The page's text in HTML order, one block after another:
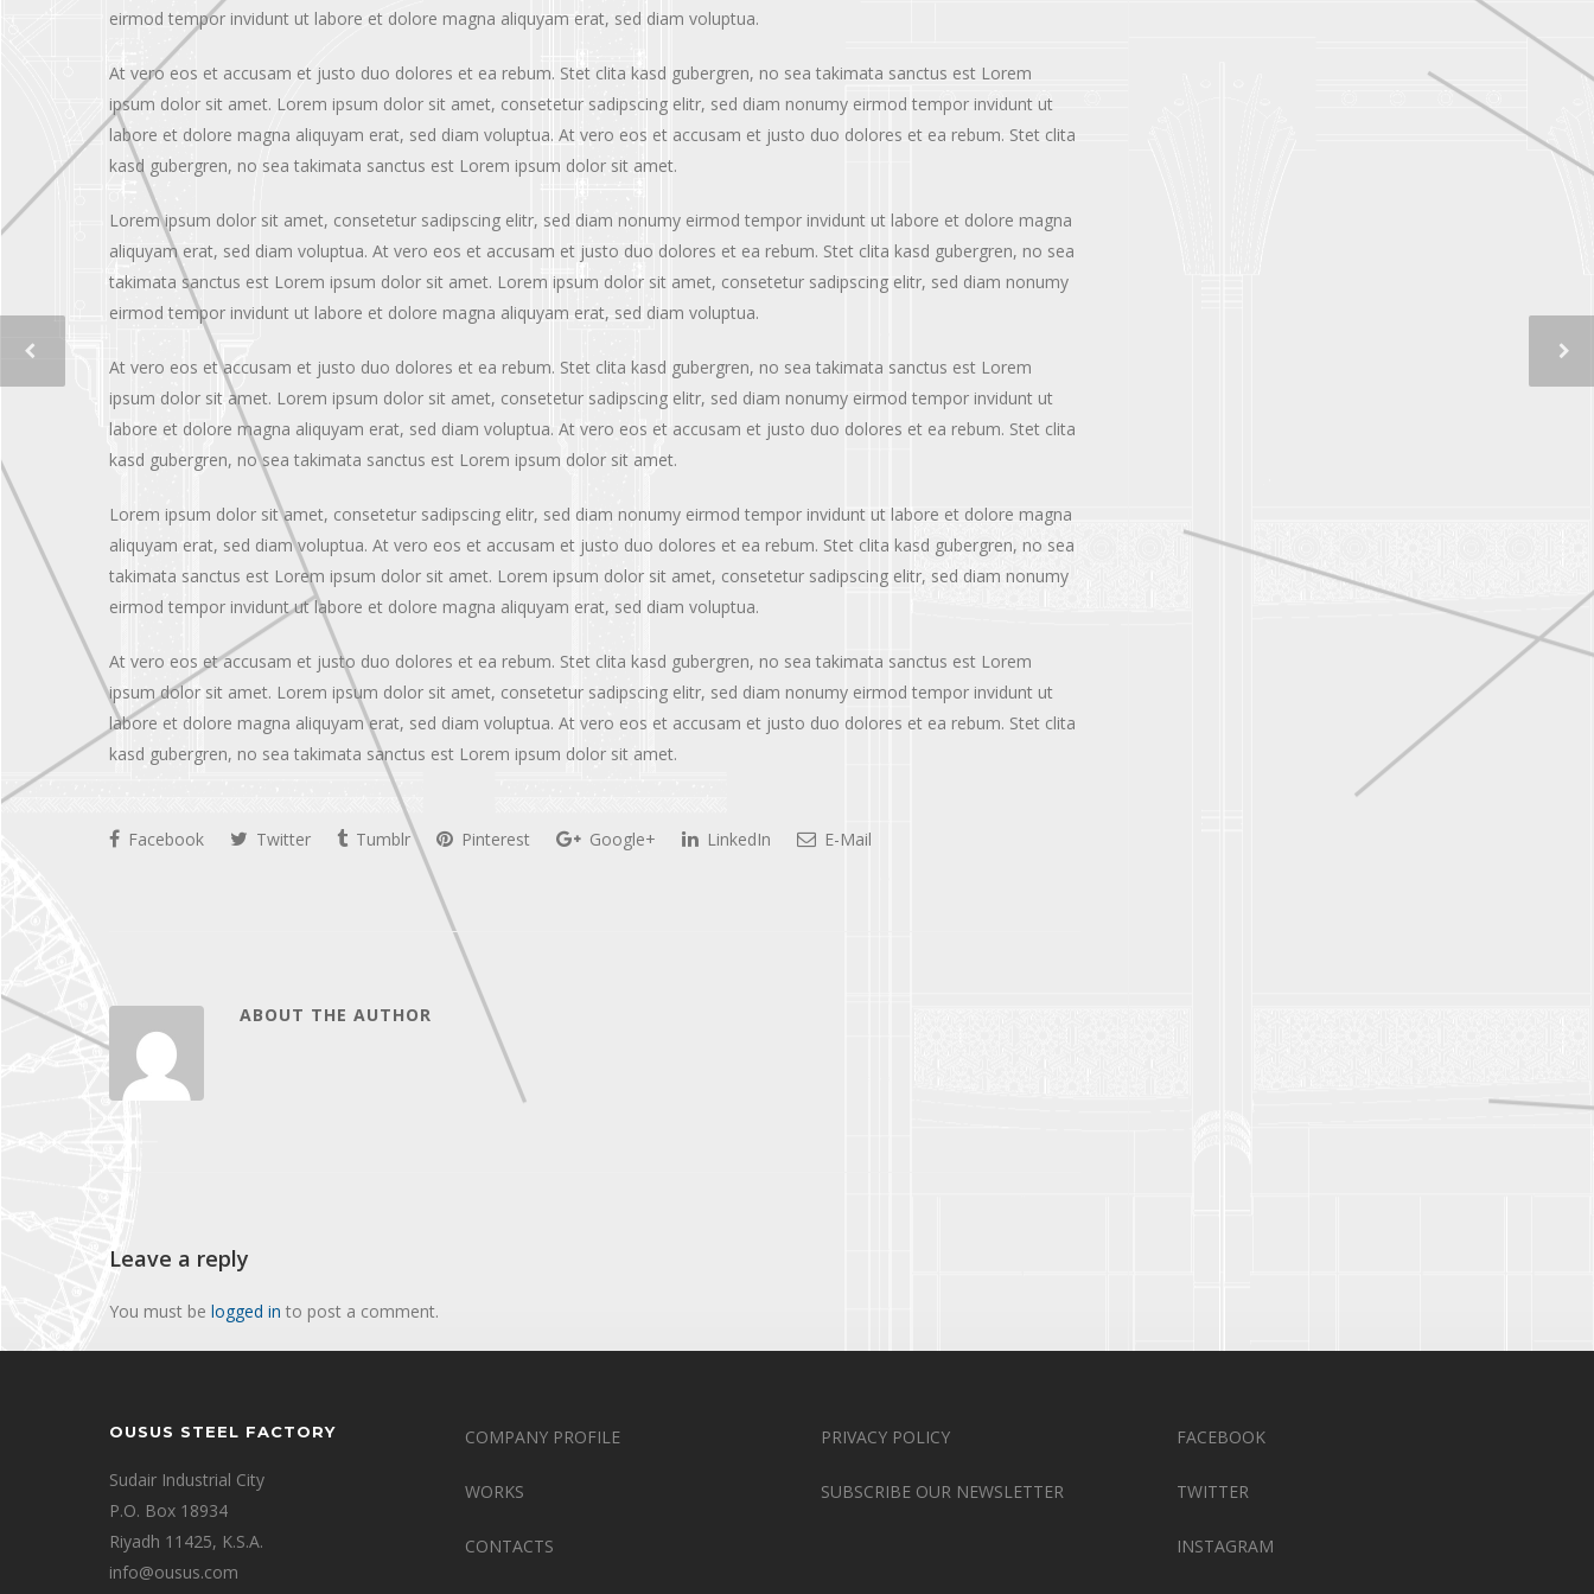
eirmod tempor invidunt ut labore et dolore magna aliquyam erat, sed diam voluptua.
At vero eos et accusam et justo duo dolores et ea rebum. Stet clita kasd gubergren, no sea takimata sanctus est Lorem
ipsum dolor sit amet. Lorem ipsum dolor sit amet, consetetur sadipscing elitr, sed diam nonumy eirmod tempor invidunt ut
labore et dolore magna aliquyam erat, sed diam voluptua. At vero eos et accusam et justo duo dolores et ea rebum. Stet clita
kasd gubergren, no sea takimata sanctus est Lorem ipsum dolor sit amet.
Lorem ipsum dolor sit amet, consetetur sadipscing elitr, sed diam nonumy eirmod tempor invidunt ut labore et dolore magna
aliquyam erat, sed diam voluptua. At vero eos et accusam et justo duo dolores et ea rebum. Stet clita kasd gubergren, no sea
takimata sanctus est Lorem ipsum dolor sit amet. Lorem ipsum dolor sit amet, consetetur sadipscing elitr, sed diam nonumy
eirmod tempor invidunt ut labore et dolore magna aliquyam erat, sed diam voluptua.
At vero eos et accusam et justo duo dolores et ea rebum. Stet clita kasd gubergren, no sea takimata sanctus est Lorem
ipsum dolor sit amet. Lorem ipsum dolor sit amet, consetetur sadipscing elitr, sed diam nonumy eirmod tempor invidunt ut
labore et dolore magna aliquyam erat, sed diam voluptua. At vero eos et accusam et justo duo dolores et ea rebum. Stet clita
kasd gubergren, no sea takimata sanctus est Lorem ipsum dolor sit amet.
Lorem ipsum dolor sit amet, consetetur sadipscing elitr, sed diam nonumy eirmod tempor invidunt ut labore et dolore magna
aliquyam erat, sed diam voluptua. At vero eos et accusam et justo duo dolores et ea rebum. Stet clita kasd gubergren, no sea
takimata sanctus est Lorem ipsum dolor sit amet. Lorem ipsum dolor sit amet, consetetur sadipscing elitr, sed diam nonumy
eirmod tempor invidunt ut labore et dolore magna aliquyam erat, sed diam voluptua.
At vero eos et accusam et justo duo dolores et ea rebum. Stet clita kasd gubergren, no sea takimata sanctus est Lorem
ipsum dolor sit amet. Lorem ipsum dolor sit amet, consetetur sadipscing elitr, sed diam nonumy eirmod tempor invidunt ut
labore et dolore magna aliquyam erat, sed diam voluptua. At vero eos et accusam et justo duo dolores et ea rebum. Stet clita
kasd gubergren, no sea takimata sanctus est Lorem ipsum dolor sit amet.
Facebook Twitter Tumblr Pinterest Google+ LinkedIn E-Mail
ABOUT THE AUTHOR
Leave a reply
You must be logged in to post a comment.
OUSUS STEEL FACTORY
Sudair Industrial City
P.O. Box 18934
Riyadh 11425, K.S.A.
info@ousus.com
COMPANY PROFILE
WORKS
CONTACTS
PRIVACY POLICY
SUBSCRIBE OUR NEWSLETTER
FACEBOOK
TWITTER
INSTAGRAM